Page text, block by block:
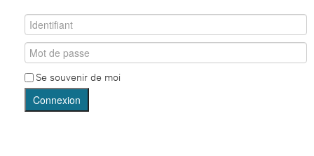
Se souvenir de moi
Connexion